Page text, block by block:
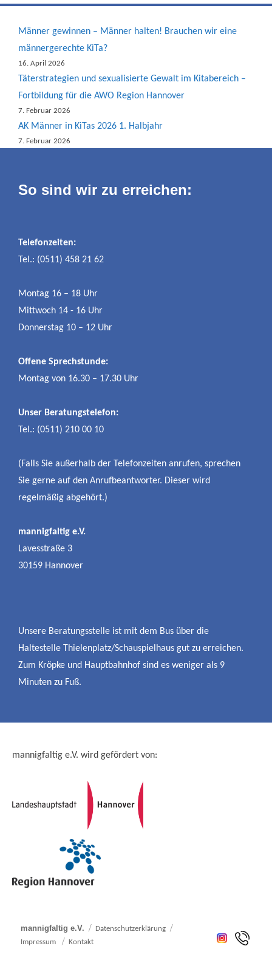
Männer gewinnen – Männer halten! Brauchen wir eine
männergerechte KiTa?
16. April 2026
Täterstrategien und sexualisierte Gewalt im Kitabereich –
Fortbildung für die AWO Region Hannover
7. Februar 2026
AK Männer in KiTas 2026 1. Halbjahr
7. Februar 2026
So sind wir zu erreichen:
Telefonzeiten:
Tel.: (0511) 458 21 62
Montag 16 – 18 Uhr
Mittwoch 14 - 16 Uhr
Donnerstag 10 – 12 Uhr
Offene Sprechstunde:
Montag von 16.30 – 17.30 Uhr
Unser Beratungstelefon:
Tel.: (0511) 210 00 10
(Falls Sie außerhalb der Telefonzeiten anrufen, sprechen
Sie gerne auf den Anrufbeantworter. Dieser wird
regelmäßig abgehört.)
mannigfaltig e.V.
Lavesstraße 3
30159 Hannover
Unsere Beratungsstelle ist mit dem Bus über die
Haltestelle Thielenplatz/Schauspielhaus gut zu erreichen.
Zum Kröpke und Hauptbahnhof sind es weniger als 9
Minuten zu Fuß.
mannigfaltig e.V. wird gefördert von:
mannigfaltig e.V.
Datenschutzerklärung
Impressum
Kontakt